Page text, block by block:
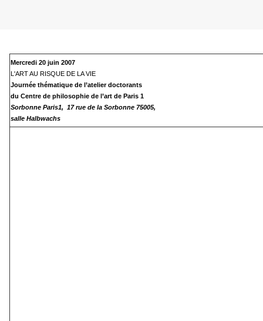
Mercredi 20 juin 2007
L'ART AU RISQUE DE LA VIE
Journée thématique de l’atelier doctorants
du Centre de philosophie de l’art de Paris 1
Sorbonne Paris1, 17 rue de la Sorbonne 75005,
salle Halbwachs